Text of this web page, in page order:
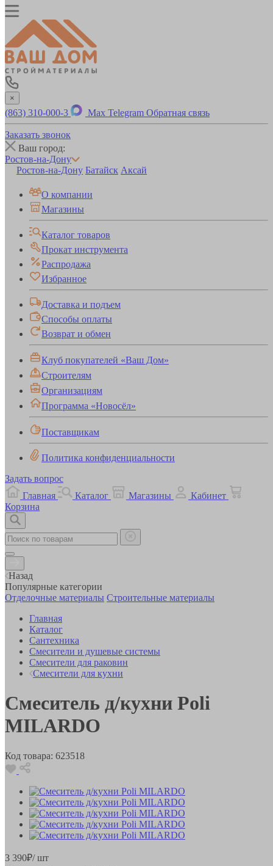
×
(863) 310-000-3 Max Telegram Обратная связь
Заказать звонок
Ваш город:
Ростов-на-Дону
Ростов-на-Дону Батайск Аксай
О компании
Магазины
Каталог товаров
Прокат инструмента
Распродажа
Избранное
Доставка и подъем
Способы оплаты
Возврат и обмен
Клуб покупателей «Ваш Дом»
Строителям
Организациям
Программа «Новосёл»
Поставщикам
Политика конфиденциальности
Задать вопрос
Главная
Каталог Магазины
Кабинет
Корзина
Назад
Популярные категории
Отделочные материалы Строительные материалы
Главная
Каталог
Сантехника
Смесители и душевые системы
Смесители для раковин
Смесители для кухни
Смеситель д/кухни Poli
MILARDO
Код товара: 623518
3 390₽/ шт